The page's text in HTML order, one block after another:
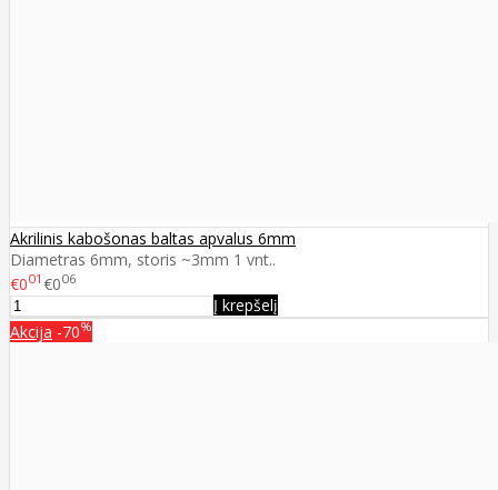
Akrilinis kabošonas baltas apvalus 6mm
Diametras 6mm, storis ~3mm 1 vnt..
€001 €006
Į krepšelį
Akcija -70%